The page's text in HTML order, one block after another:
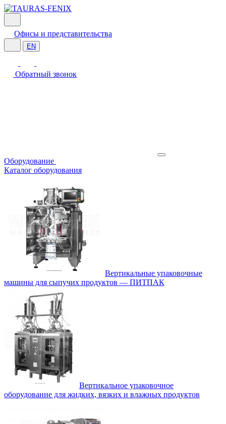
Офисы и представительства
EN
Обратный звонок
Оборудование
Каталог оборудования
Вертикальные упаковочные
машины для сыпучих продуктов — ПИТПАК
Вертикальное упаковочное
оборудование для жидких, вязких и влажных продуктов